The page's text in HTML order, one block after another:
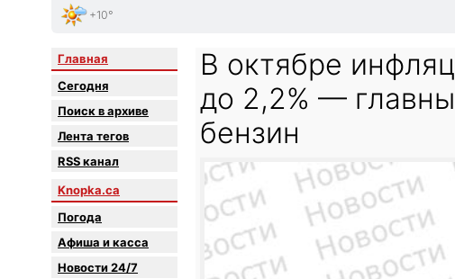
+10°
Главная
Сегодня
Поиск в архиве
Лента тегов
RSS канал
Knopka.ca
Погода
Афиша и касса
Новости 24/7
В октябре
до 2,2% —
бензин